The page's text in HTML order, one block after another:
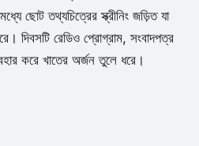
ছোট তথ্যচিত্রের স্ক্রীনিং জড়িত যা
দিবসটি রেডিও প্রোগ্রাম, সংবাদপত্র
করে খাতের অর্জন তুলে ধরে।